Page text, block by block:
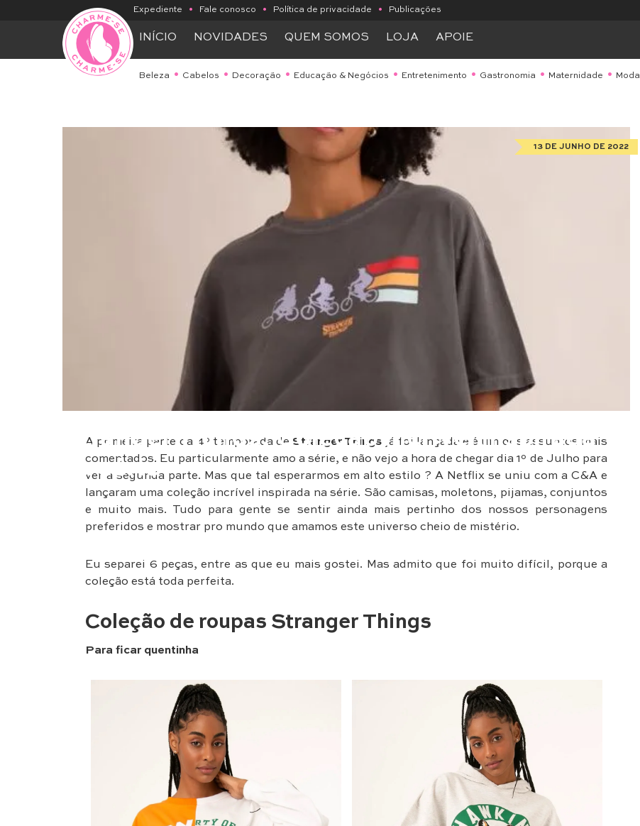
Expediente • Fale conosco • Política de privacidade • Publicações
INÍCIO NOVIDADES QUEM SOMOS LOJA APOIE
Beleza Cabelos Decoração Educação & Negócios Entretenimento Gastronomia Maternidade Moda
Stranger Things: Coleção incrível inspirada
na série
13 DE JUNHO DE 2022
A primeira parte da 4º temporada de Stranger Things já foi lançada e é um dos assuntos mais
comentados. Eu particularmente amo a série, e não vejo a hora de chegar dia 1º de Julho para
ver a segunda parte. Mas que tal esperarmos em alto estilo ? A Netflix se uniu com a C&A e
lançaram uma coleção incrível inspirada na série. São camisas, moletons, pijamas, conjuntos
e muito mais. Tudo para gente se sentir ainda mais pertinho dos nossos personagens
preferidos e mostrar pro mundo que amamos este universo cheio de mistério.
Eu separei 6 peças, entre as que eu mais gostei. Mas admito que foi muito difícil, porque a
coleção está toda perfeita.
Coleção de roupas Stranger Things
Para ficar quentinha